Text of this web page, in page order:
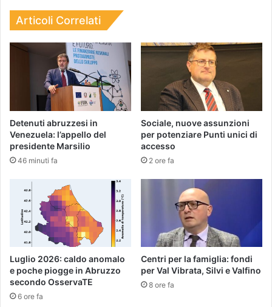
Articoli Correlati
Detenuti abruzzesi in
Venezuela: l’appello del
presidente Marsilio
46 minuti fa
Sociale, nuove assunzioni
per potenziare Punti unici di
accesso
2 ore fa
Luglio 2026: caldo anomalo
e poche piogge in Abruzzo
secondo OsservaTE
6 ore fa
Centri per la famiglia: fondi
per Val Vibrata, Silvi e Valfino
8 ore fa